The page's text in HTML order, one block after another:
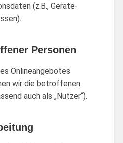
(z.B., Geräte-
Personen
Onlineangebotes
wir die betroffenen
auch als „Nutzer“).